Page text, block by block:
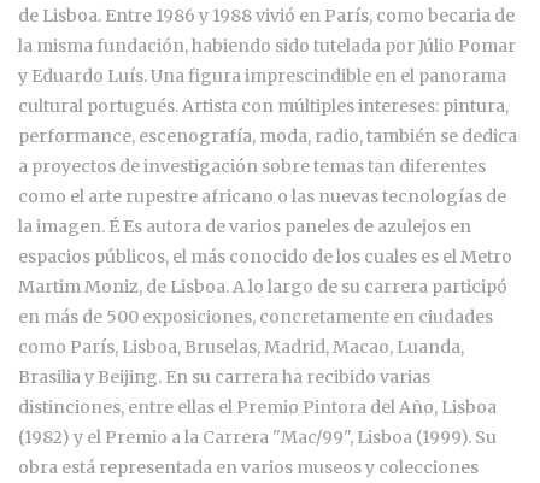
de Lisboa. Entre 1986 y 1988 vivió en París, como becaria de
la misma fundación, habiendo sido tutelada por Júlio Pomar
y Eduardo Luís. Una figura imprescindible en el panorama
cultural portugués. Artista con múltiples intereses: pintura,
performance, escenografía, moda, radio, también se dedica
a proyectos de investigación sobre temas tan diferentes
como el arte rupestre africano o las nuevas tecnologías de
la imagen. É Es autora de varios paneles de azulejos en
espacios públicos, el más conocido de los cuales es el Metro
Martim Moniz, de Lisboa. A lo largo de su carrera participó
en más de 500 exposiciones, concretamente en ciudades
como París, Lisboa, Bruselas, Madrid, Macao, Luanda,
Brasilia y Beijing. En su carrera ha recibido varias
distinciones, entre ellas el Premio Pintora del Año, Lisboa
(1982) y el Premio a la Carrera "Mac/99", Lisboa (1999). Su
obra está representada en varios museos y colecciones